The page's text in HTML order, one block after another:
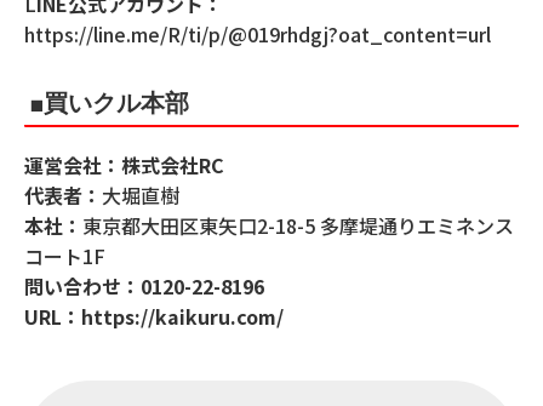
https://line.me/R/ti/p/@019rhdgj?oat_content=url
■買いクル本部
運営会社：株式会社RC
代表者： 大堀直樹
本社： 東京都大田区東矢口2-18-5 多摩堤通りエミネンス
コート1F
問い合わせ： 0120-22-8196
URL： https://kaikuru.com/